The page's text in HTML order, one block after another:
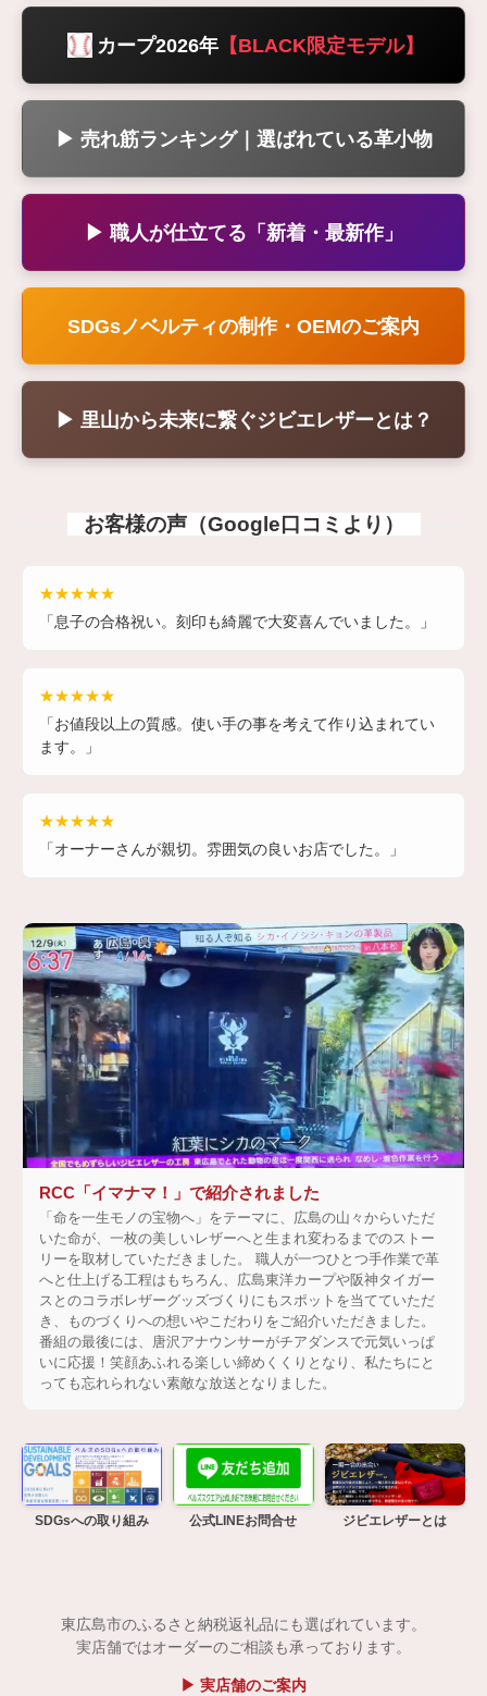
カープ2026年【BLACK限定モデル】
▶ 売れ筋ランキング｜選ばれている革小物
▶ 職人が仕立てる「新着・最新作」
SDGsノベルティの制作・OEMのご案内
▶ 里山から未来に繋ぐジビエレザーとは？
お客様の声（Google口コミより）
★★★★★
「息子の合格祝い。刻印も綺麗で大変喜んでいました。」
★★★★★
「お値段以上の質感。使い手の事を考えて作り込まれてい
ます。」
★★★★★
「オーナーさんが親切。雰囲気の良いお店でした。」
RCC「イマナマ！」で紹介されました
「命を一生モノの宝物へ」をテーマに、広島の山々からいただ
いた命が、一枚の美しいレザーへと生まれ変わるまでのストー
リーを取材していただきました。 職人が一つひとつ手作業で革
へと仕上げる工程はもちろん、広島東洋カープや阪神タイガー
スとのコラボレザーグッズづくりにもスポットを当てていただ
き、ものづくりへの想いやこだわりをご紹介いただきました。
番組の最後には、唐沢アナウンサーがチアダンスで元気いっぱ
いに応援！笑顔あふれる楽しい締めくくりとなり、私たちにと
っても忘れられない素敵な放送となりました。
SDGsへの取り組み 公式LINEお問合せ ジビエレザーとは
東広島市のふるさと納税返礼品にも選ばれています。
実店舗ではオーダーのご相談も承っております。
▶ 実店舗のご案内